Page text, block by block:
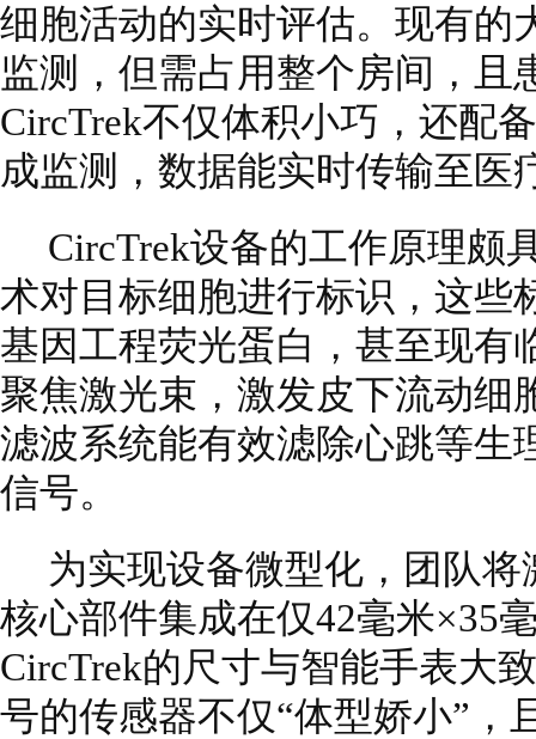
细胞活动的实时评估。现有的
监测，但需占用整个房间，且
CircTrek不仅体积小巧，还配
成监测，数据能实时传输至医
CircTrek设备的工作原理颇
术对目标细胞进行标识，这些
基因工程荧光蛋白，甚至现有
聚焦激光束，激发皮下流动细
滤波系统能有效滤除心跳等生
信号。
为实现设备微型化，团队
核心部件集成在仅42毫米×35
CircTrek的尺寸与智能手表大
号的传感器不仅“体型娇小”，